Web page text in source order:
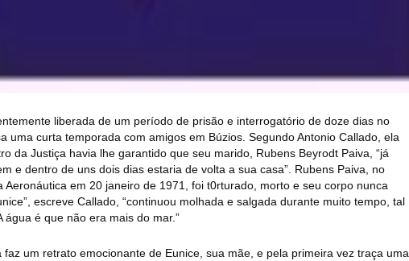
liberada de um período de prisão e interrogatório de doze dias no
uma curta temporada com amigos em Búzios. Segundo Antonio Callado, ela
da Justiça havia lhe garantido que seu marido, Rubens Beyrodt Paiva, “já
e dentro de uns dois dias estaria de volta a sua casa”. Rubens Paiva, no
em 20 janeiro de 1971, foi t0rturado, morto e seu corpo nunca
escreve Callado, “continuou molhada e salgada durante muito tempo, tal
é que não era mais do mar.”
um retrato emocionante de Eunice, sua mãe, e pela primeira vez traça uma